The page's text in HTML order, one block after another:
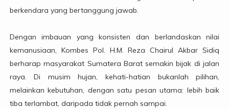
berkendara yang bertanggung jawab.
Dengan imbauan yang konsisten dan berlandaskan nilai
kemanusiaan, Kombes Pol. H.M. Reza Chairul Akbar Sidiq
berharap masyarakat Sumatera Barat semakin bijak di jalan
raya. Di musim hujan, kehati-hatian bukanlah pilihan,
melainkan kebutuhan, dengan satu pesan utama: lebih baik
tiba terlambat, daripada tidak pernah sampai.